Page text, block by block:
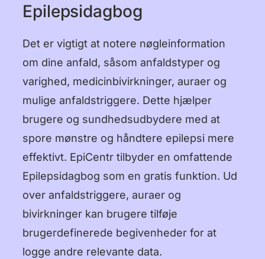
Epilepsidagbog
Det er vigtigt at notere nøgleinformation
om dine anfald, såsom anfaldstyper og
varighed, medicinbivirkninger, auraer og
mulige anfaldstriggere. Dette hjælper
brugere og sundhedsudbydere med at
spore mønstre og håndtere epilepsi mere
effektivt. EpiCentr tilbyder en omfattende
Epilepsidagbog som en gratis funktion. Ud
over anfaldstriggere, auraer og
bivirkninger kan brugere tilføje
brugerdefinerede begivenheder for at
logge andre relevante data.